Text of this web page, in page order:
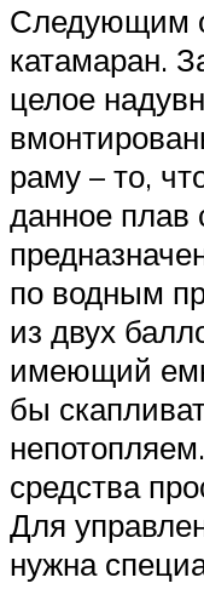
Следующим
катамаран.
целое
раму – то,
данное плав
по водным
из двух
имеющий
бы
средства
Для
нужна